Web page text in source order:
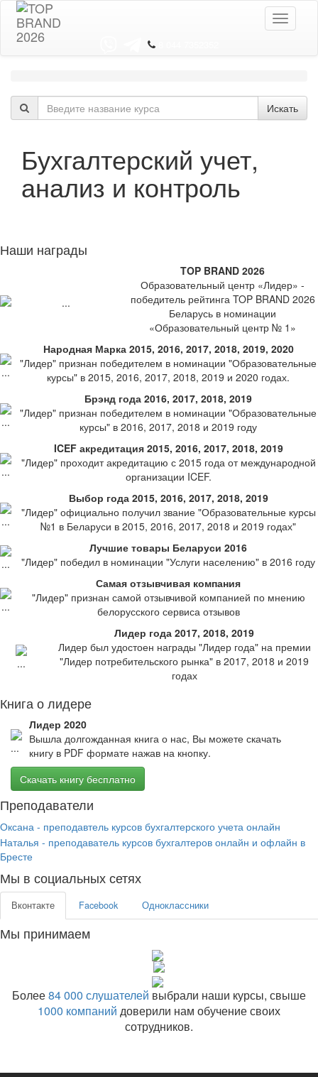
Toggle
Искать
Бухгалтерский учет,
анализ и контроль
Наши награды
TOP BRAND 2026
Образовательный центр «Лидер» -
победитель рейтинга TOP BRAND 2026
Беларусь в номинации
«Образовательный центр № 1»
Народная Марка 2015, 2016, 2017, 2018, 2019, 2020
"Лидер" признан победителем в номинации "Образовательные
курсы" в 2015, 2016, 2017, 2018, 2019 и 2020 годах.
Брэнд года 2016, 2017, 2018, 2019
"Лидер" признан победителем в номинации "Образовательные
курсы" в 2016, 2017, 2018 и 2019 году
ICEF акредитация 2015, 2016, 2017, 2018, 2019
"Лидер" проходит акредитацию с 2015 года от международной
организации ICEF.
Выбор года 2015, 2016, 2017, 2018, 2019
"Лидер" официально получил звание "Образовательные курсы
№1 в Беларуси в 2015, 2016, 2017, 2018 и 2019 годах"
Лучшие товары Беларуси 2016
"Лидер" победил в номинации "Услуги населению" в 2016 году
Самая отзывчивая компания
"Лидер" признан самой отзывчивой компанией по мнению
белорусского сервиса отзывов
Лидер года 2017, 2018, 2019
Лидер был удостоен награды "Лидер года" на премии
"Лидер потребительского рынка" в 2017, 2018 и 2019
годах
Книга о лидере
Лидер 2020
Вышла долгожданная книга о нас, Вы можете скачать
книгу в PDF формате нажав на кнопку.
Скачать книгу бесплатно
Преподаватели
Оксана - преподавтель курсов бухгалтерского учета онлайн
Наталья - преподаватель курсов бухгалтеров онлайн и офлайн в
Бресте
Мы в социальных сетях
Вконтакте Facebook Одноклассники
Мы принимаем
Более84 000 слушателей выбрали наши курсы, свыше
1000 компаний доверили нам обучение своих
сотрудников.